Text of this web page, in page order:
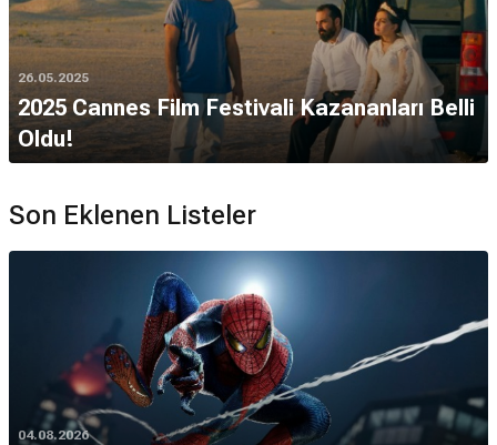
26.05.2025
2025 Cannes Film Festivali Kazananları Belli
Oldu!
Son Eklenen Listeler
04.08.2026